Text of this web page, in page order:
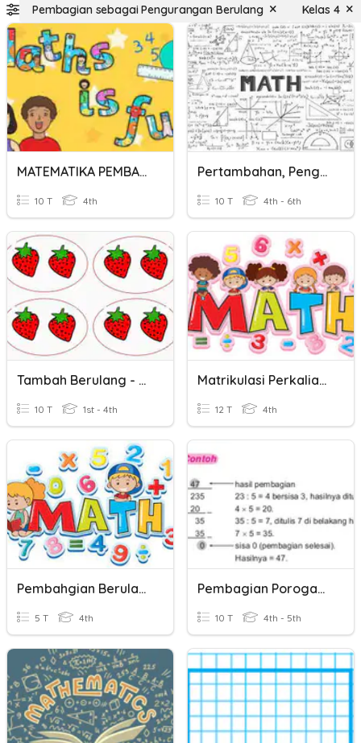
Pembagian sebagai Pengurangan Berulang Kelas 4
MATEMATIKA PEMBAGIAN SEBAGAI PENGURANGAN BERULANG
10 T 4th
Pertambahan, Pengurangan,perkalian,pembagian
10 T 4th - 6th
Tambah Berulang - Tahun 1
10 T 1st - 4th
Matrikulasi Perkalian,pembagian,pengurangan,penjumlahan
12 T 4th
Pembahgian Berulang
5 T 4th
Pembagian Porogapit
10 T 4th - 5th